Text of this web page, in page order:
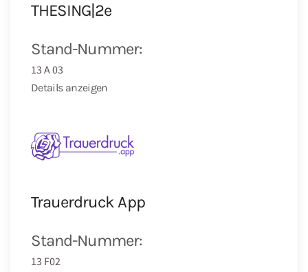
THESING|2e
Stand-Nummer:
13 A 03
Details anzeigen
Trauerdruck App
Stand-Nummer:
13 F02